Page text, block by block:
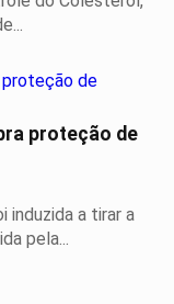
proteção de
induzida a tirar a
pela...